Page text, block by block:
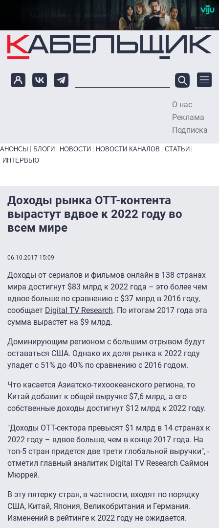
Перейти к основному содержанию
О нас
Реклама
Подписка
Primary links bottom
АНОНСЫ БЛОГИ НОВОСТИ НОВОСТИ КАНАЛОВ
СТАТЬИ
ИНТЕРВЬЮ
Доходы рынка OTT-контента
вырастут вдвое к 2022 году во
всем мире
06.10.2017 15:09
Доходы от сериалов и фильмов онлайн в 138 странах
мира достигнут $83 млрд к 2022 года – это более чем
вдвое больше по сравнению с $37 млрд в 2016 году,
сообщает Digital TV Research. По итогам 2017 года эта
сумма вырастет на $9 млрд.
Доминирующим регионом с большим отрывом будут
оставаться США. Однако их доля рынка к 2022 году
упадет с 51% до 40% по сравнению с 2016 годом.
Что касается Азиатско-тихоокеанского региона, то
Китай добавит к общей выручке $7,6 млрд, а его
собственные доходы достигнут $12 млрд к 2022 году.
"Доходы OTT-сектора превысят $1 млрд в 14 странах к
2022 году – вдвое больше, чем в конце 2017 года. На
топ-5 стран придется две трети глобальной выручки", -
отметил главный аналитик Digital TV Research Саймон
Мюррей.
В эту пятерку стран, в частности, входят по порядку
США, Китай, Япония, Великобритания и Германия.
Изменений в рейтинге к 2022 году не ожидается.